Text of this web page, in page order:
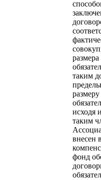
размера
таким
размеру
исходя
таким
внесен
фонд